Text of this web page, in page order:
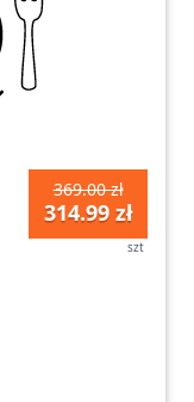
369.00 zł
314.99 zł
szt